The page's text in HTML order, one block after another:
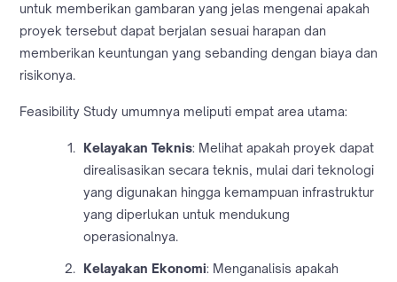
untuk memberikan gambaran yang jelas mengenai apakah
proyek tersebut dapat berjalan sesuai harapan dan
memberikan keuntungan yang sebanding dengan biaya dan
risikonya.
Feasibility Study umumnya meliputi empat area utama:
Kelayakan Teknis: Melihat apakah proyek dapat
direalisasikan secara teknis, mulai dari teknologi
yang digunakan hingga kemampuan infrastruktur
yang diperlukan untuk mendukung
operasionalnya.
Kelayakan Ekonomi: Menganalisis apakah